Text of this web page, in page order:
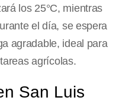
los 25°C, mientras
el día, se espera
agradable, ideal para
agrícolas.
San Luis